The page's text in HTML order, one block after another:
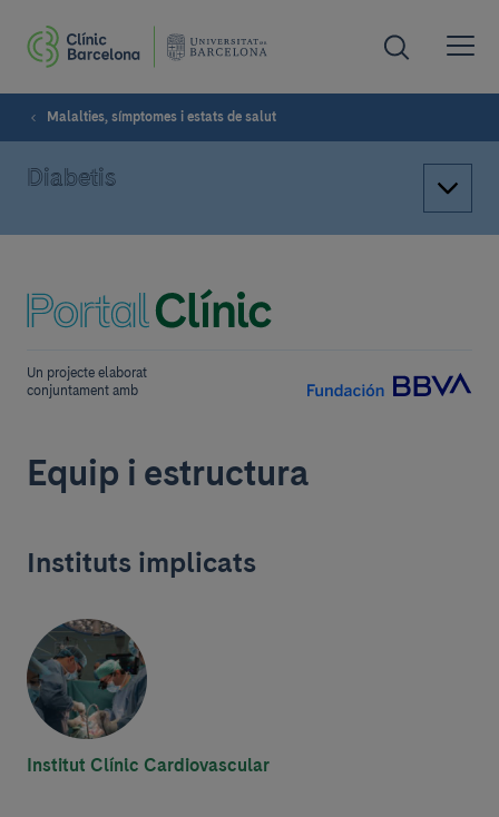
Malalties, símptomes i estats de salut
Diabetis
Un projecte elaborat
conjuntament amb
Equip i estructura
Instituts implicats
Institut Clínic Cardiovascular